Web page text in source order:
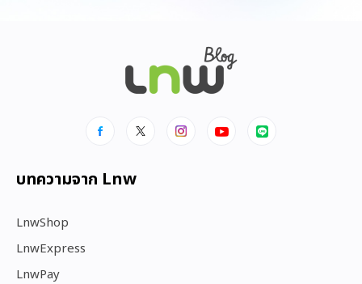
บทความจาก Lnw
LnwShop
LnwExpress
LnwPay